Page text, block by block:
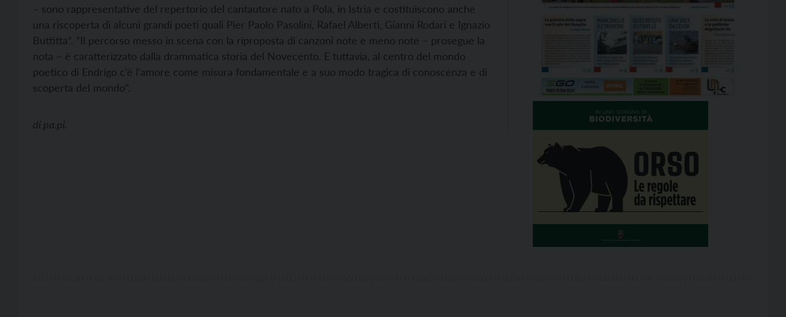
– sono rappresentative del repertorio del cantautore nato a Pola, in Istria e costituiscono anche
una riscoperta di alcuni grandi poeti quali Pier Paolo Pasolini, Rafael Alberti, Gianni Rodari e Ignazio
Buttitta”. “Il percorso messo in scena con la riproposta di canzoni note e meno note – prosegue la
nota – è caratterizzato dalla drammatica storia del Novecento. E tuttavia, al centro del mondo
poetico di Endrigo c’è l’amore come misura fondamentale e a suo modo tragica di conoscenza e di
scoperta del mondo”.
di pa.pi.